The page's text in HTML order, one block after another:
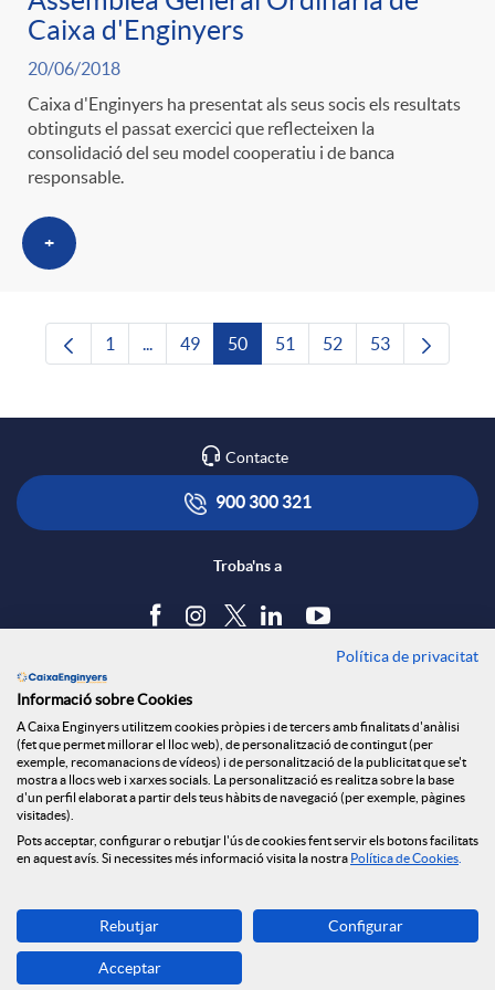
Caixa d'Enginyers
20/06/2018
Caixa d'Enginyers ha presentat als seus socis els resultats
obtinguts el passat exercici que reflecteixen la
consolidació del seu model cooperatiu i de banca
responsable.
+
Pàgina
1 ...Pàgines intermèdies Utilitzeu TAB per
Pàgina
49 Pàgina
50 Pàgina
51 Pàgina
52 Pàgina
53
Contacte
900 300 321
Troba'ns a
Política de cookies
Avís legal
Seguretat Online
Canal denúncies
Descarrega-la ara
Banca MOBILE
© Grup Caixa Enginyers 2026
Política de privacitat
Informació sobre Cookies
A Caixa Enginyers utilitzem cookies pròpies i de tercers amb finalitats d'anàlisi
(fet que permet millorar el lloc web), de personalització de contingut (per
exemple, recomanacions de vídeos) i de personalització de la publicitat que se't
mostra a llocs web i xarxes socials. La personalització es realitza sobre la base
d'un perfil elaborat a partir dels teus hàbits de navegació (per exemple, pàgines
visitades).
Pots acceptar, configurar o rebutjar l'ús de cookies fent servir els botons facilitats
en aquest avís. Si necessites més informació visita la nostra Política de Cookies
Rebutjar Configurar
Acceptar